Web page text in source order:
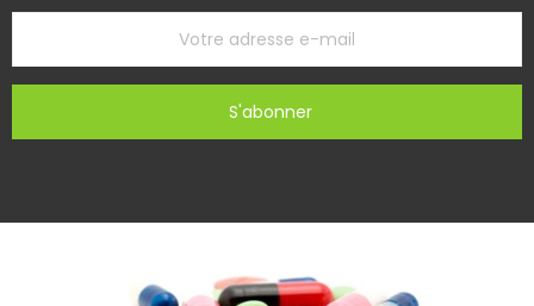
S'abonner